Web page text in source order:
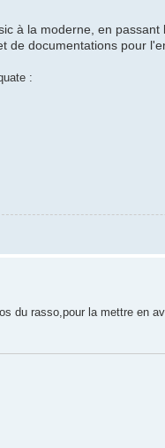
à la moderne, en passant
documentations pour
:
du rasso,pour la mettre en